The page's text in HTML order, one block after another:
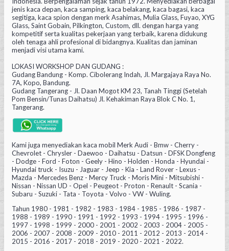
jenis kaca depan, kaca samping, kaca belakang, kaca bagasi, kaca
segitiga, kaca spion dengan merk Asahimas, Mulia Glass, Fuyao, XYG
Glass, Saint Gobain, Pilkington, Custom, dll. dengan harga yang
kompetitif serta kualitas pekerjaan yang terbaik, karena didukung
oleh tenaga ahli profesional di bidangnya. Kualitas dan jaminan
menjadi visi utama kami.
LOKASI WORKSHOP DAN GUDANG :
Gudang Bandung - Komp. Cibolerang Indah, Jl. Margajaya Raya No.
7A, Kopo, Bandung.
Gudang Tangerang - Jl. Daan Mogot KM 23, Tanah Tinggi (Setelah
Pom Bensin/Tunas Daihatsu) Jl. Kehakiman Raya Blok C No. 1,
Tangerang.
Kami juga menyediakan kaca mobil Merk Audi - Bmw - Cherry -
Chevrolet - Chrysler - Daewoo - Daihatsu - Datsun - DFSK Dongfeng
- Dodge - Ford - Foton - Geely - Hino - Holden - Honda - Hyundai -
Hyundai truck - Isuzu - Jaguar - Jeep - Kia - Land Rover - Lexus -
Mazda - Mercedes Benz - Mercy Truck - Moris Mini - Mitsubishi -
Nissan - Nissan UD - Opel - Peugeot - Proton - Renault - Scania -
Subaru - Suzuki - Tata - Toyota - Volvo - VW - Wuling.
Tahun 1980 - 1981 - 1982 - 1983 - 1984 - 1985 - 1986 - 1987 -
1988 - 1989 - 1990 - 1991 - 1992 - 1993 - 1994 - 1995 - 1996 -
1997 - 1998 - 1999 - 2000 - 2001 - 2002 - 2003 - 2004 - 2005 -
2006 - 2007 - 2008 - 2009 - 2010 - 2011 - 2012 - 2013 - 2014 -
2015 - 2016 - 2017 - 2018 - 2019 - 2020 - 2021 - 2022.